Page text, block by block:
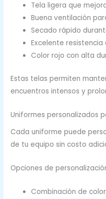
Tela ligera que
Buena ventilación
Secado rápido
Excelente
Color rojo con alta
Estas telas permiten
encuentros intensos y
Uniformes personalizados
Cada uniforme puede
de tu equipo sin costo
Opciones de
Combinación de